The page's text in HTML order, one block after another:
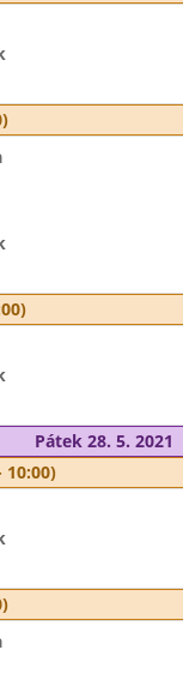
Pátek 28. 5. 2021
10:00)